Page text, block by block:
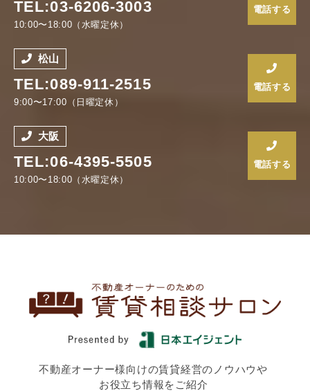
TEL:03-6206-3003
10:00〜18:00（水曜定休）
電話する
松山
TEL:089-911-2515
9:00〜17:00（日曜定休）
電話する
大阪
TEL:06-4395-5505
10:00〜18:00（水曜定休）
電話する
不動産オーナー様向けの賃貸経営のノウハウや
お役立ち情報をご紹介